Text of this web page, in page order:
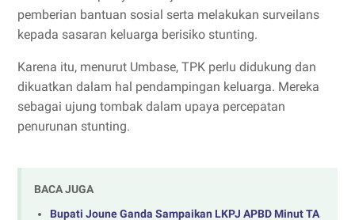
pemberian bantuan sosial serta melakukan surveilans
kepada sasaran keluarga berisiko stunting.
Karena itu, menurut Umbase, TPK perlu didukung dan
dikuatkan dalam hal pendampingan keluarga. Mereka
sebagai ujung tombak dalam upaya percepatan
penurunan stunting.
BACA JUGA
‎Bupati Joune Ganda Sampaikan LKPJ APBD Minut TA